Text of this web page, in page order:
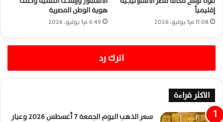
إقليمياً
11:08 م5 يوليو، 2026
هوية الوطن المصرية
6:49 م1 يوليو، 2026
اترك رد
الاكثر قراءة
سعر الذهب اليوم الجمعة 7 أغسطس 2026 وعيار